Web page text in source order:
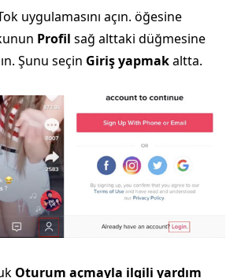
uygulamasını açın. öğesine
Profil sağ alttaki düğmesine
Şunu seçin Giriş yapmakaltta.
Oturum açmayla ilgili yardım